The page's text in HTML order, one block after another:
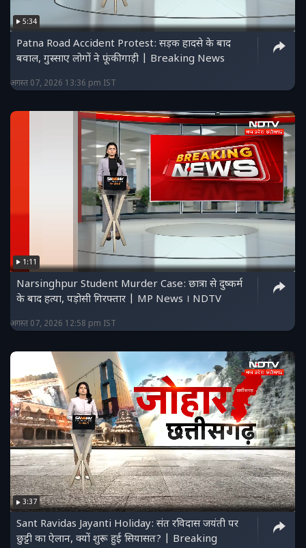
5:34
Patna Road Accident Protest: सड़क हादसे के बाद
बवाल, गुस्साए लोगों ने फूंकी गाड़ी | Breaking News
अगस्त 07, 2026 13:36 pm IST
1:11
Narsinghpur Student Murder Case: छात्रा से दुष्कर्म
के बाद हत्या, पड़ोसी गिरफ्तार | MP News । NDTV
अगस्त 07, 2026 12:58 pm IST
3:37
Sant Ravidas Jayanti Holiday: संत रविदास जयंती पर
छुट्टी का ऐलान, क्यों शुरू हुई सियासत? | Breaking